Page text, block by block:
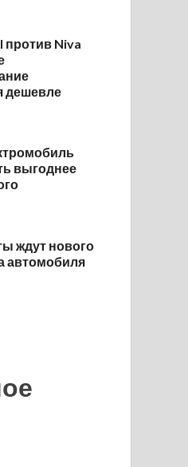
против Niva
дешевле
выгоднее
ждут нового
автомобиля